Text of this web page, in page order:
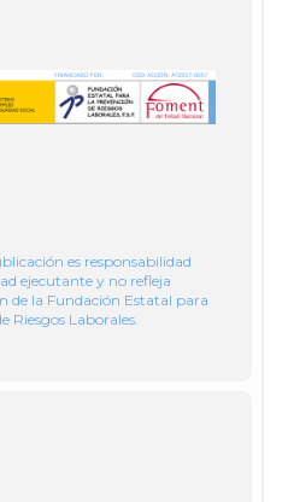
es responsabilidad
ejecutante y no refleja
de la Fundación Estatal para
Riesgos Laborales.